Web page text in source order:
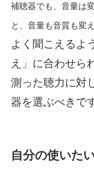
補聴器でも、音量は
と、音量も音質も変
よく聞こえるよ
え」に合わせら
測った聴力に対
器を選ぶべきで
自分の使いた